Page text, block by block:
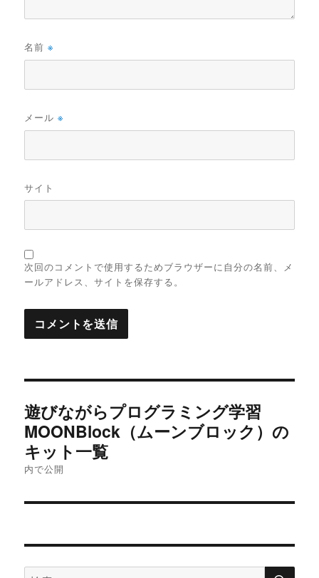
名前※
メール※
サイト
次回のコメントで使用するためブラウザーに自分の名前、メ
ールアドレス、サイトを保存する。
稿
ナ
ー
遊びながらプログラミング学習
MOONBlock（ムーンブロック）の
キット一覧
内で公開
検